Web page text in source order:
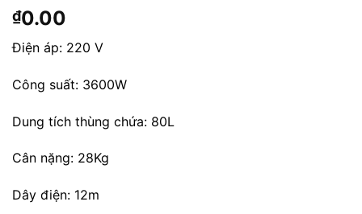
₫0.00
Điện áp: 220 V
Công suất: 3600W
Dung tích thùng chứa: 80L
Cân nặng: 28Kg
Dây điện: 12m